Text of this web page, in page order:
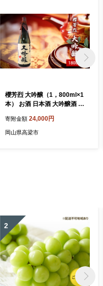
櫻芳烈 大吟醸（1，800ml×1
本） お酒 日本酒 大吟醸酒 ア
寄附金額 24,000円
岡山県高梁市
2